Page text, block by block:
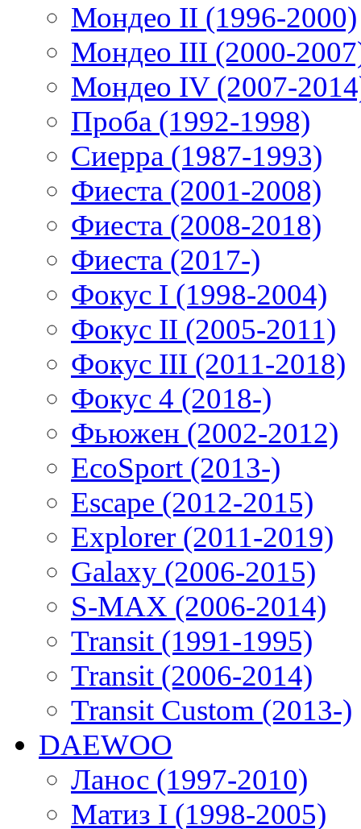
Мондео II (1996-2000)
Мондео III (2000-
Мондео IV (2007-
Проба (1992-1998)
Сиерра (1987-1993)
Фиеста (2001-2008)
Фиеста (2008-2018)
Фиеста (2017-)
Фокус I (1998-2004)
Фокус II (2005-2011)
Фокус III (2011-2018)
Фокус 4 (2018-)
Фьюжен (2002-2012)
EcoSport (2013-)
Escape (2012-2015)
Explorer (2011-2019)
Galaxy (2006-2015)
S-MAX (2006-2014)
Transit (1991-1995)
Transit (2006-2014)
Transit Custom (2013-)
DAEWOO
Ланос (1997-2010)
Матиз I (1998-2005)